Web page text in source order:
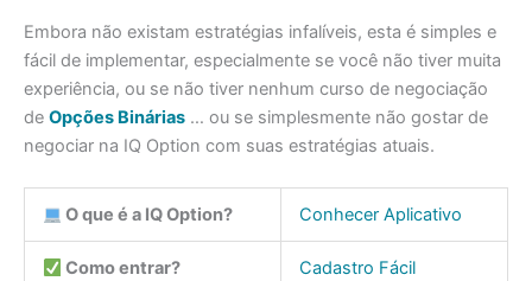
Embora não existam estratégias infalíveis, esta é simples e
fácil de implementar, especialmente se você não tiver muita
experiência, ou se não tiver nenhum curso de negociação
de Opções Binárias … ou se simplesmente não gostar de
negociar na IQ Option com suas estratégias atuais.
O que é a IQ Option? Conhecer Aplicativo
Como entrar? Cadastro Fácil